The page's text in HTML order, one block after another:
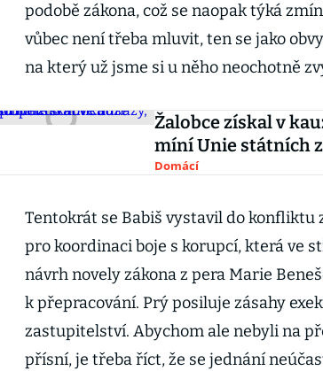
podobě zákona, což se naopak týká
vůbec není třeba mluvit, ten se jako
na který už jsme si u něho neochotně
Žalobce získal v
míní Unie státních
Domácí
Tentokrát se Babiš vystavil do konfliktu
pro koordinaci boje s korupcí, která ve
návrh novely zákona z pera Marie
k přepracování. Prý posiluje zásahy
zastupitelství. Abychom ale nebyli na
přísní, je třeba říct, že se jednání